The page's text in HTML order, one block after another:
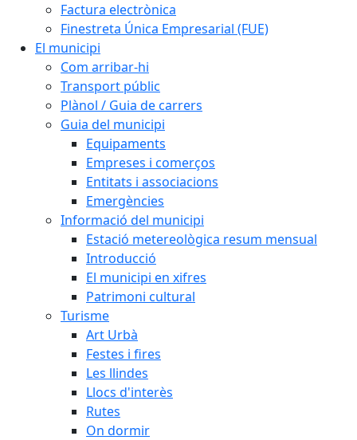
Factura electrònica
Finestreta Única Empresarial (FUE)
El municipi
Com arribar-hi
Transport públic
Plànol / Guia de carrers
Guia del municipi
Equipaments
Empreses i comerços
Entitats i associacions
Emergències
Informació del municipi
Estació metereològica resum mensual
Introducció
El municipi en xifres
Patrimoni cultural
Turisme
Art Urbà
Festes i fires
Les llindes
Llocs d'interès
Rutes
On dormir